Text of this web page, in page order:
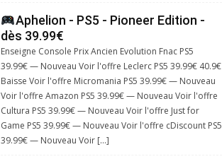
Aphelion - PS5 - Pioneer Edition -
dès 39.99€
Enseigne Console Prix Ancien Evolution Fnac PS5
39.99€ — Nouveau Voir l'offre Leclerc PS5 39.99€ 40.9€
Baisse Voir l'offre Micromania PS5 39.99€ — Nouveau
Voir l'offre Amazon PS5 39.99€ — Nouveau Voir l'offre
Cultura PS5 39.99€ — Nouveau Voir l'offre Just for
Game PS5 39.99€ — Nouveau Voir l'offre cDiscount PS5
39.99€ — Nouveau Voir […]